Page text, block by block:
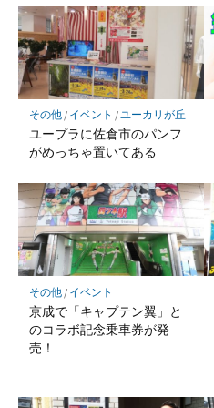
r
で
シ
ェ
ア
マ
ー
ク
に
保
存
ェ
ア
その他/ イベント / ユーカリが丘
ユープラに佐倉市のパンフ
がめっちゃ置いてある
その他/ イベント
京成で「キャプテン翼」と
のコラボ記念乗車券が発
売！